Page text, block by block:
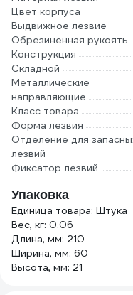
Цвет корпуса
Выдвижное лезвие
Обрезиненная рукоять
Конструкция
Складной
Металлические
направляющие
Класс товара
Форма лезвия
Отделение для
лезвий
Фиксатор лезвий
Упаковка
Единица товара: Штука
Вес, кг: 0.06
Длина, мм: 210
Ширина, мм: 60
Высота, мм: 21